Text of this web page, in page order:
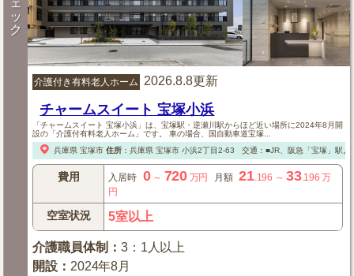
ェ
ッ
ク
介護付き有料老人ホーム 2026.8.8更新
チャームスイート 宝塚小浜
「チャームスイート 宝塚小浜」は、宝塚駅・逆瀬川駅からほど近い場所に2024年8月開
設の「介護付有料老人ホーム」です。 車の場合、国自動車道宝塚...
兵庫県 宝塚市 住所： 兵庫県 宝塚市小浜2丁目2-63 交通：■JR、阪急「宝塚」駅よ
費用 入居時 0～ 720 万円 月額 21.196 ～33.196 万
円
空室状況 5室以上
介護職員体制 ：3：1人以上
開設 ： 2024年8月